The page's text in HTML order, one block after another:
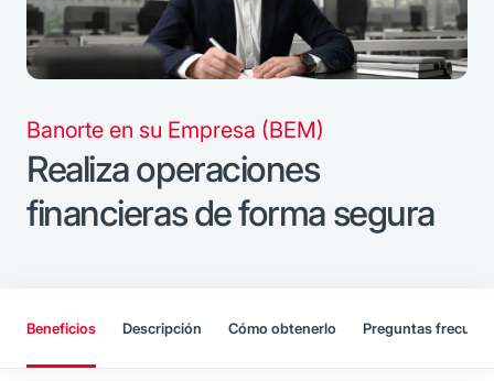
Banorte en su Empresa (BEM)
Realiza operaciones
financieras de forma segura
Beneficios Descripción Cómo obtenerlo Preguntas